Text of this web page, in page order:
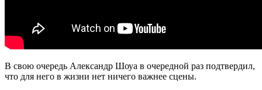
В свою очередь Александр Шоуа в очередной раз подтвердил,
что для него в жизни нет ничего важнее сцены.